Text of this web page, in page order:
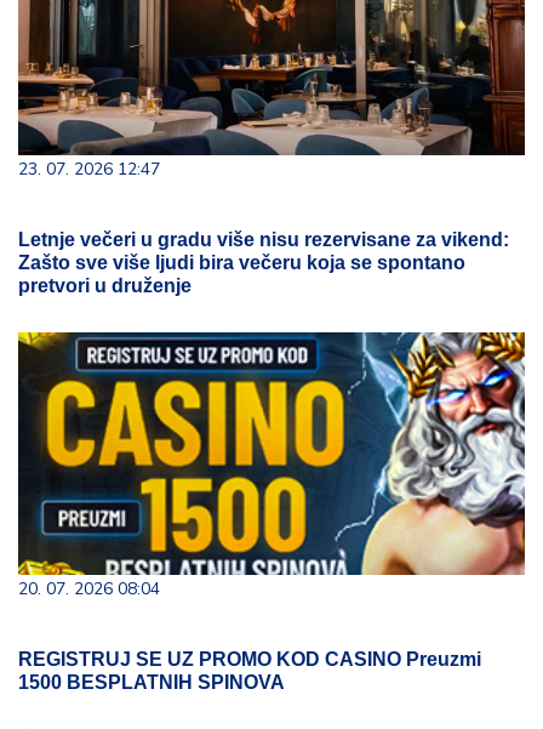
23. 07. 2026 12:47
Letnje večeri u gradu više nisu rezervisane za vikend:
Zašto sve više ljudi bira večeru koja se spontano
pretvori u druženje
20. 07. 2026 08:04
REGISTRUJ SE UZ PROMO KOD CASINO Preuzmi
1500 BESPLATNIH SPINOVA